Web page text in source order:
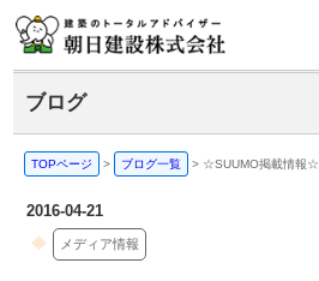
ブログ
TOPページ > ブログ一覧 > ☆SUUMO掲載情報☆
2016-04-21
メディア情報